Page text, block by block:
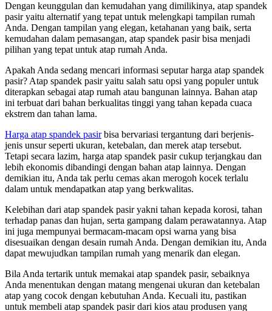
Dengan keunggulan dan kemudahan yang dimilikinya, atap spandek
pasir yaitu alternatif yang tepat untuk melengkapi tampilan rumah
Anda. Dengan tampilan yang elegan, ketahanan yang baik, serta
kemudahan dalam pemasangan, atap spandek pasir bisa menjadi
pilihan yang tepat untuk atap rumah Anda.
Apakah Anda sedang mencari informasi seputar harga atap spandek
pasir? Atap spandek pasir yaitu salah satu opsi yang populer untuk
diterapkan sebagai atap rumah atau bangunan lainnya. Bahan atap
ini terbuat dari bahan berkualitas tinggi yang tahan kepada cuaca
ekstrem dan tahan lama.
Harga atap spandek pasirbisa bervariasi tergantung dari berjenis-
jenis unsur seperti ukuran, ketebalan, dan merek atap tersebut.
Tetapi secara lazim, harga atap spandek pasir cukup terjangkau dan
lebih ekonomis dibandingi dengan bahan atap lainnya. Dengan
demikian itu, Anda tak perlu cemas akan merogoh kocek terlalu
dalam untuk mendapatkan atap yang berkwalitas.
Kelebihan dari atap spandek pasir yakni tahan kepada korosi, tahan
terhadap panas dan hujan, serta gampang dalam perawatannya. Atap
ini juga mempunyai bermacam-macam opsi warna yang bisa
disesuaikan dengan desain rumah Anda. Dengan demikian itu, Anda
dapat mewujudkan tampilan rumah yang menarik dan elegan.
Bila Anda tertarik untuk memakai atap spandek pasir, sebaiknya
Anda menentukan dengan matang mengenai ukuran dan ketebalan
atap yang cocok dengan kebutuhan Anda. Kecuali itu, pastikan
untuk membeli atap spandek pasir dari kios atau produsen yang